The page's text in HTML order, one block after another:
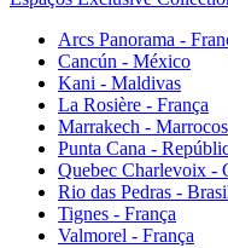
Arcs Panorama -
Cancún - México
Kani - Maldivas
La Rosière - França
Marrakech - Marrocos
Punta Cana -
Quebec Charlevoix -
Rio das Pedras -
Tignes - França
Valmorel - França